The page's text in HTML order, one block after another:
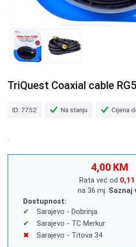
TriQuest Coaxial cable
ID: 7752 Na stanju Cijena
.
4,00 KM
Rata već od
na 36 mj. Saznaj
Dostupnost:
Sarajevo - Dobrinja
Sarajevo - TC Merkur
Sarajevo - Titova 34